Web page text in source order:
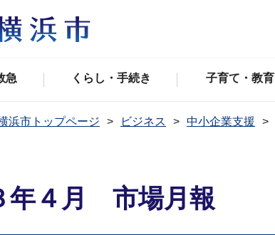
急 くらし・手続き 子育て・教育
浜市トップページ ビジネス 中小企業支援
年４月 市場月報